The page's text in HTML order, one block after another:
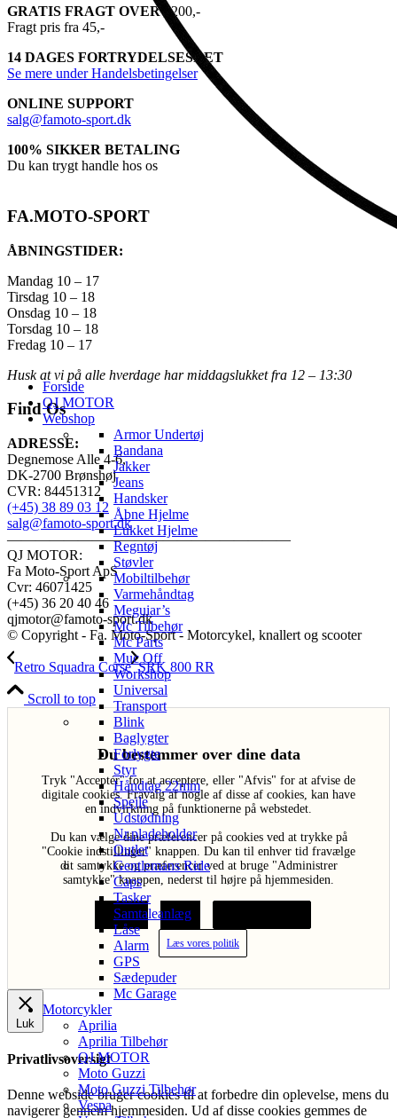
Forside
QJ MOTOR
Webshop
Armor Undertøj
Bandana
Jakker
Jeans
Handsker
Åbne Hjelme
Lukket Hjelme
Regntøj
Støvler
Mobiltilbehør
Varmehåndtag
Meguiar’s
Mc Tilbehør
Mc Parts
Muc Off
Workshop
Universal
Transport
Blink
Baglygter
Forlygte
Styr
Håndtag 22mm
Spejle
Udstødning
Nr.pladeholder
Outlet
Gentlemans Ride
Caps
Tasker
Samtaleanlæg
Låse
Alarm
GPS
Sædepuder
Mc Garage
Motorcykler
Aprilia
Aprilia Tilbehør
QJ MOTOR
Moto Guzzi
Moto Guzzi Tilbehør
Vespa
GRATIS FRAGT OVER1200,-
Fragt pris fra 45,-
14 DAGES FORTRYDELSESRET
Se mere under Handelsbetingelser
ONLINE SUPPORT
salg@famoto-sport.dk
100% SIKKER BETALING
Du kan trygt handle hos os
FA.MOTO-SPORT
ÅBNINGSTIDER:
Mandag 10 – 17
Tirsdag 10 – 18
Onsdag 10 – 18
Torsdag 10 – 18
Fredag 10 – 17
Husk at vi på alle hverdage har middagslukket fra 12 – 13:30
Find Os
ADRESSE:
Degnemose Alle 4-6,
DK-2700 Brønshøj
CVR: 84451312
(+45) 38 89 03 12
salg@famoto-sport.dk
————————————————————
QJ MOTOR:
Fa Moto-Sport ApS
Cvr: 46071425
(+45) 36 20 40 46
qjmotor@famoto-sport.dk
© Copyright - Fa. Moto-Sport - Motorcykel, knallert og scooter
Retro Squadra Corse SRK 800 RR
Scroll to top
Du bestemmer over dine data
Tryk "Acceptér" for at acceptere, eller "Afvis" for at afvise de
digitale cookies. Fravalg af nogle af disse af cookies, kan have
en indvirkning på funktionerne på webstedet.
Du kan vælge dine præferencer på cookies ved at trykke på
"Cookie indstillinger" knappen. Du kan til enhver tid fravælge
dit samtykke og præferencer ved at bruge "Administrer
samtykke" knappen, nederst til højre på hjemmesiden.
Acceptér Afvis
Læs vores politik
Luk
Privatlivsoversigt
Denne webside bruger cookies til at forbedre din oplevelse, mens du
navigerer gennem hjemmesiden. Ud af disse cookies gemmes de